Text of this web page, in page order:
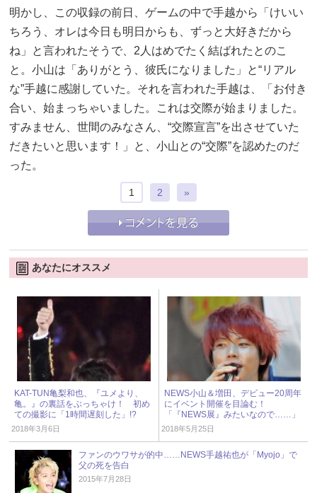
明かし、この収録の前日、ゲームの中で手越から「けいい
ちろう、オレは今日も明日からも、ずっと大好きだから
ね」と言われたそうで、2人はめでたく結ばれたとのこ
と。小山は「ありがとう、彼氏になりました」と“リアル
な”手越に感謝していた。それを言われた手越は、「お付き
合い、始まっちゃいました。これは交際が始まりました。
すみません、世間のみなさん、“交際宣言”を出させていた
だきたいと思います！」と、小山との“交際”を認めたのだ
った。
1 2 »
あなたにオススメ
KAT-TUN亀梨和也、『ユメより、
亀。』の裏話をぶっちゃけ！ 初め
ての撮影に「1時間遅刻した」!?
2018年3月6日
NEWS小山＆増田、デビュー20周年
にイベント開催を目論む！
「『NEWS展』みたいなので……」
2018年5月25日
ファンのウワサが的中……NEWS手越祐也が「Myojo」で
父の死を告白
2015年7月28日